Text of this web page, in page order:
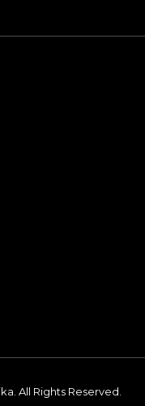
All Rights Reserved.